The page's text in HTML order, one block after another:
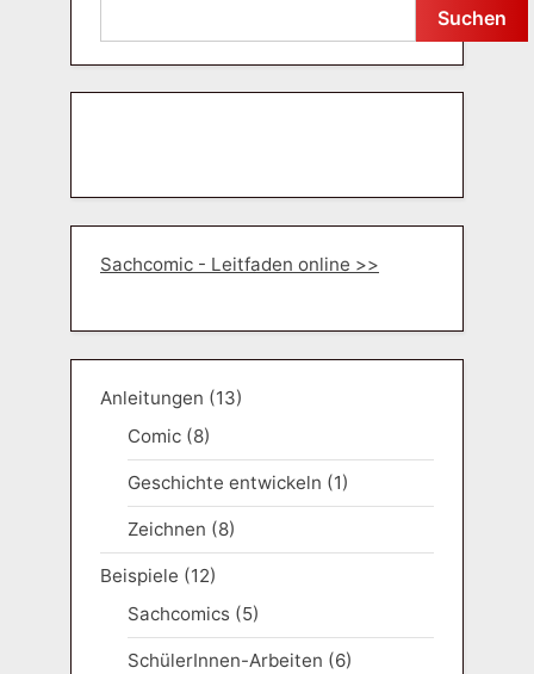
Suchen
Sachcomic - Leitfaden online >>
Anleitungen (13)
Comic(8)
Geschichte entwickeln (1)
Zeichnen (8)
Beispiele (12)
Sachcomics (5)
SchülerInnen-Arbeiten (6)